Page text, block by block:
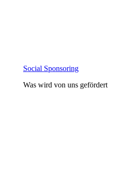
Social Sponsoring
Was wird von uns gefördert